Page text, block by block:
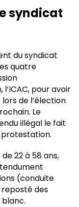
syndicat
du syndicat
quatre
pour avoir
de l’élection
Le
illégal le fait
22 à 58 ans,
(conduite
des